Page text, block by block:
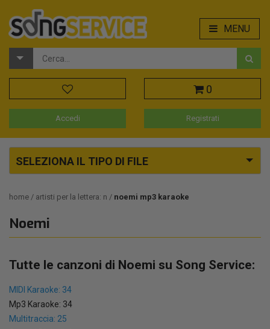
MENU
0
Accedi Registrati
SELEZIONA IL TIPO DI FILE
home artisti per la lettera: n noemi mp3 karaoke
Noemi
Tutte le canzoni di Noemi su Song Service:
MIDI Karaoke: 34
Mp3 Karaoke: 34
Multitraccia: 25